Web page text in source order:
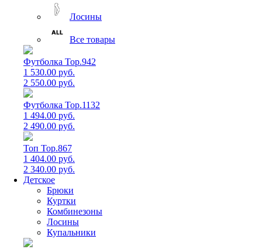
Лосины
Все товары
Футболка Top.942
1 530.00 руб.
2 550.00 руб.
Футболка Top.1132
1 494.00 руб.
2 490.00 руб.
Топ Top.867
1 404.00 руб.
2 340.00 руб.
Детское
Брюки
Куртки
Комбинезоны
Лосины
Купальники